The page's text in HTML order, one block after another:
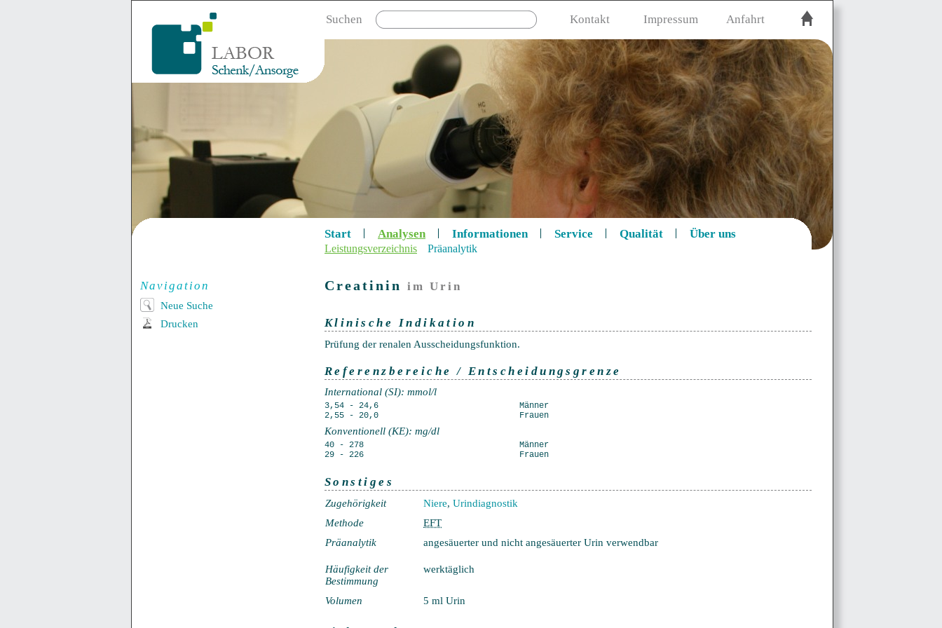
Suchen Kontakt Impressum Anfahrt
Navigation
Neue Suche
Drucken
Start Analysen Informationen Service Qualität Über uns
Leistungsverzeichnis Präanalytik
Creatinin im Urin
Klinische Indikation
Prüfung der renalen Ausscheidungsfunktion.
Referenzbereiche / Entscheidungsgrenze
International (SI): mmol/l
3,54 - 24,6
2,55 - 20,0
Männer
Frauen
Konventionell (KE): mg/dl
40 - 278
29 - 226
Männer
Frauen
Sonstiges
Zugehörigkeit Niere, Urindiagnostik
Methode
EFT
Präanalytik
angesäuerter und nicht angesäuerter Urin verwendbar
Häufigkeit der
Bestimmung
werktäglich
Volumen 5 ml Urin